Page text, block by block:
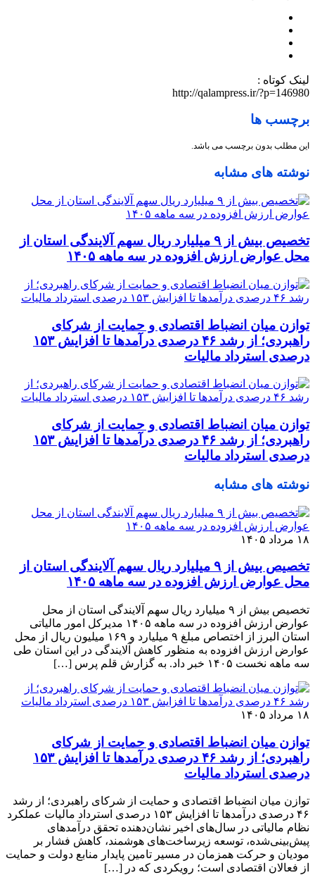
لینک کوتاه :
http://qalampress.ir/?p=146980
برچسب ها
این مطلب بدون برچسب می باشد.
نوشته های مشابه
تخصیص بیش از ۹ میلیارد ریال سهم آلایندگی استان از
محل عوارض ارزش افزوده در سه ماهه ۱۴۰۵
توازن میان انضباط اقتصادی و حمایت از شرکای
راهبردی؛ از رشد ۴۶ درصدی درآمدها تا افزایش ۱۵۳
درصدی استرداد مالیات
توازن میان انضباط اقتصادی و حمایت از شرکای
راهبردی؛ از رشد ۴۶ درصدی درآمدها تا افزایش ۱۵۳
درصدی استرداد مالیات
نوشته های مشابه
۱۸ مرداد ۱۴۰۵
تخصیص بیش از ۹ میلیارد ریال سهم آلایندگی استان از
محل عوارض ارزش افزوده در سه ماهه ۱۴۰۵
تخصیص بیش از ۹ میلیارد ریال سهم آلایندگی استان از محل
عوارض ارزش افزوده در سه ماهه ۱۴۰۵ مدیرکل امور مالیاتی
استان البرز از اختصاص مبلغ ۹ میلیارد و ۱۶۹ میلیون ریال از محل
عوارض ارزش افزوده به منظور کاهش آلایندگی در این استان طی
سه ماهه نخست ۱۴۰۵ خبر داد. به گزارش قلم پرس […]
۱۸ مرداد ۱۴۰۵
توازن میان انضباط اقتصادی و حمایت از شرکای
راهبردی؛ از رشد ۴۶ درصدی درآمدها تا افزایش ۱۵۳
درصدی استرداد مالیات
توازن میان انضباط اقتصادی و حمایت از شرکای راهبردی؛ از رشد
۴۶ درصدی درآمدها تا افزایش ۱۵۳ درصدی استرداد مالیات عملکرد
نظام مالیاتی در سال‌های اخیر نشان‌دهنده تحقق درآمدهای
پیش‌بینی‌شده، توسعه زیرساخت‌های هوشمند، کاهش فشار بر
مودیان و حرکت همزمان در مسیر تامین پایدار منابع دولت و حمایت
از فعالان اقتصادی است؛ رویکردی که در […]